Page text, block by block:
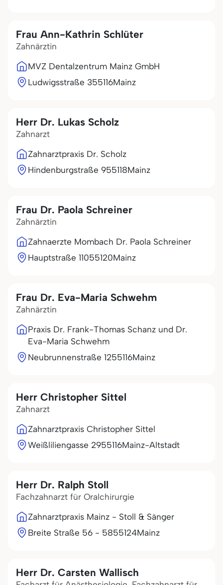
Frau Ann-Kathrin Schlüter
Zahnärztin
MVZ Dentalzentrum Mainz GmbH
Ludwigsstraße 355116Mainz
Herr Dr. Lukas Scholz
Zahnarzt
Zahnarztpraxis Dr. Scholz
Hindenburgstraße 955118Mainz
Frau Dr. Paola Schreiner
Zahnärztin
Zahnaerzte Mombach Dr. Paola Schreiner
Hauptstraße 11055120Mainz
Frau Dr. Eva-Maria Schwehm
Zahnärztin
Praxis Dr. Frank-Thomas Schanz und Dr.
Eva-Maria Schwehm
Neubrunnenstraße 1255116Mainz
Herr Christopher Sittel
Zahnarzt
Zahnarztpraxis Christopher Sittel
Weißliliengasse 2955116Mainz-Altstadt
Herr Dr. Ralph Stoll
Fachzahnarzt für Oralchirurgie
Zahnarztpraxis Mainz - Stoll & Sänger
Breite Straße 56 - 5855124Mainz
Herr Dr. Carsten Wallisch